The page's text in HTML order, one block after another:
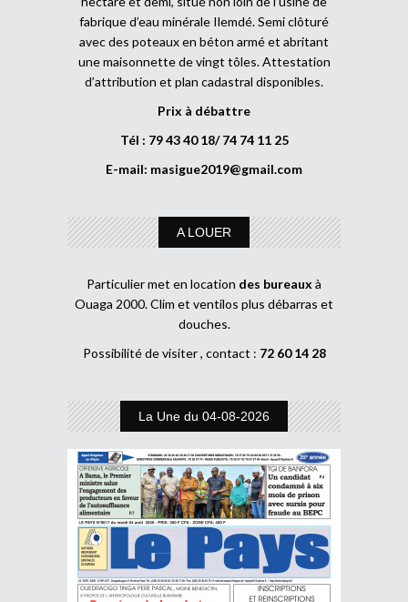
fabrique d’eau minérale Ilemdé. Semi clôturé
avec des poteaux en béton armé et abritant
une maisonnette de vingt tôles. Attestation
d’attribution et plan cadastral disponibles.
Prix à débattre
Tél : 79 43 40 18/ 74 74 11 25
E-mail: masigue2019@gmail.com
A LOUER
Particulier met en location des bureaux à
Ouaga 2000. Clim et ventilos plus débarras et
douches.
Possibilité de visiter , contact : 72 60 14 28
La Une du 04-08-2026